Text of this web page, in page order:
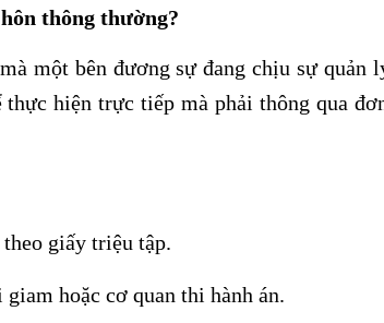
thông thường?
một bên đương sự đang chịu sự quản
hiện trực tiếp mà phải thông qua
giấy triệu tập.
hoặc cơ quan thi hành án.